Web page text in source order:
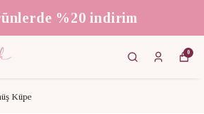
%20 indirim
0
Küpe